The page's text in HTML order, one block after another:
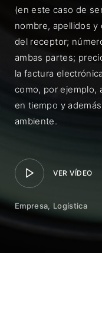
(en este caso de
nombre, apellidos
del receptor;
ambas partes;
la factura
como, por ejemplo,
en tiempo y
ambiente.
VER VÍDEO
Empresa Logística